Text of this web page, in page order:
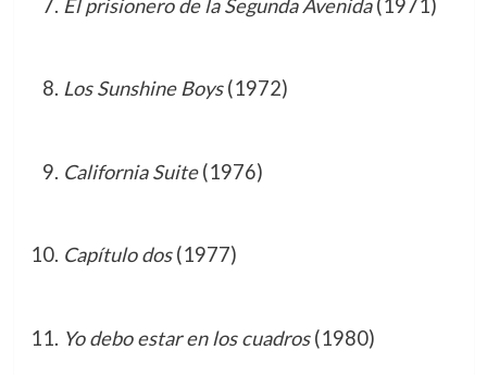
El prisionero de la Segunda Avenida(1971)
Los Sunshine Boys(1972)
California Suite(1976)
Capítulo dos(1977)
Yo debo estar en los cuadros(1980)